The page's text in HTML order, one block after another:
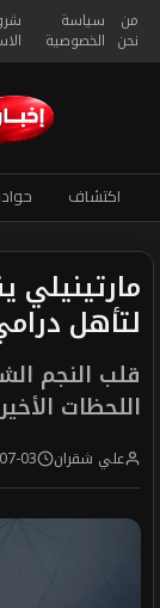
من
نحن
سياسة
الخصوصية
اكتشاف
مارتينيلي
لتأهل درامي
قلب النجم
اللحظات
علي شقران 23:14